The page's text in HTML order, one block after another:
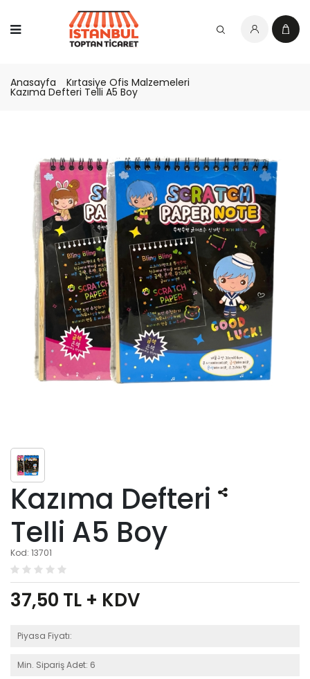
Anasayfa Kırtasiye Ofis Malzemeleri
Kazıma Defteri Telli A5 Boy
Kazıma Defteri
Telli A5 Boy
Kod: 13701
37,50 TL + KDV
Piyasa Fiyatı:
Min. Sipariş Adet: 6